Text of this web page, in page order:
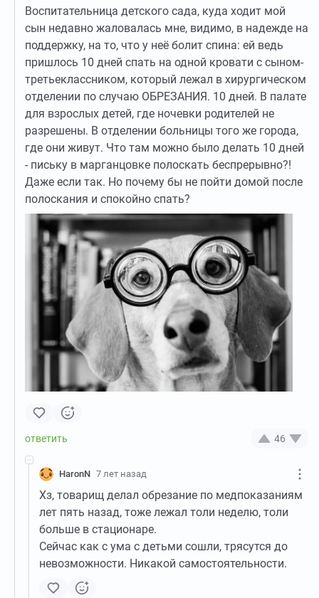
Воспитательница детского сада, куда ходит мой
сын недавно жаловалась мне, видимо, в надежде на
поддержку, на то, что у неё болит спина: ей ведь
пришлось 10 дней спать на одной кровати с сыном-
третьеклассником, который лежал в хирургическом
отделении по случаю ОБРЕЗАНИЯ. 10 дней. В палате
для взрослых детей, где ночевки родителей не
разрешены. В отделении больницы того же города,
где они живут. Что там можно было делать 10 дней
- письку в марганцовке полоскать беспрерывно?!
Даже если так. Но почему бы не пойти домой после
полоскания и спокойно спать?
46
HaronN 7 лет назад
Хз, товарищ делал обрезание по медпоказаниям
лет пять назад, тоже лежал толи неделю, толи
больше в стационаре.
Сейчас как с ума с детьми сошли, трясутся до
невозможности. Никакой самостоятельности.